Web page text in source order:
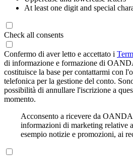
At least one digit and special
Check all consents
Confermo di aver letto e accettato i
di informazione e formazione di
costituisce la base per contattarmi con
telefonica per la gestione del conto.
possibilità di annullare l'iscrizione a
momento.
Acconsento a ricevere da
informazioni di marketing relative
esempio notizie e promozioni, ai